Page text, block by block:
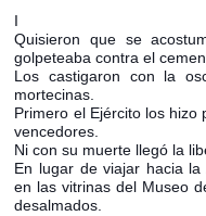
Quisieron que se
golpeteaba contra el
Los castigaron con la
mortecinas.
Primero el Ejército los hizo
vencedores.
Ni con su muerte llegó la
En lugar de viajar hacia
en las vitrinas del Museo
desalmados.